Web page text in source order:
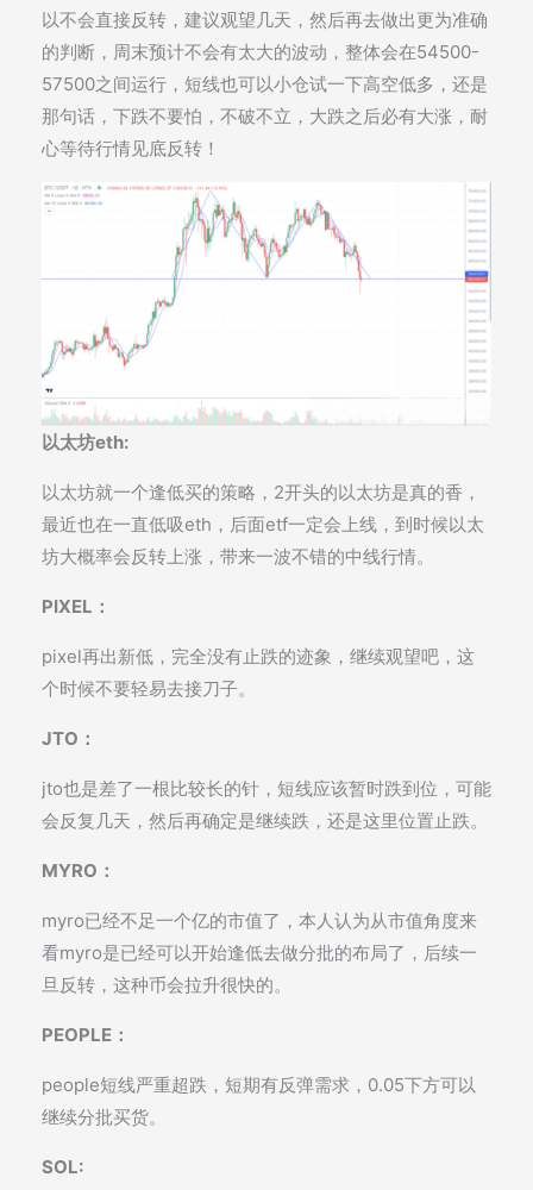
以不会直接反转，建议观望几天，然后再去做出更为准确
的判断，周末预计不会有太大的波动，整体会在54500-
57500之间运行，短线也可以小仓试一下高空低多，还是
那句话，下跌不要怕，不破不立，大跌之后必有大涨，耐
心等待行情见底反转！
以太坊eth:
以太坊就一个逢低买的策略，2开头的以太坊是真的香，
最近也在一直低吸eth，后面etf一定会上线，到时候以太
坊大概率会反转上涨，带来一波不错的中线行情。
PIXEL：
pixel再出新低，完全没有止跌的迹象，继续观望吧，这
个时候不要轻易去接刀子。
JTO：
jto也是差了一根比较长的针，短线应该暂时跌到位，可能
会反复几天，然后再确定是继续跌，还是这里位置止跌。
MYRO：
myro已经不足一个亿的市值了，本人认为从市值角度来
看myro是已经可以开始逢低去做分批的布局了，后续一
旦反转，这种币会拉升很快的。
PEOPLE：
people短线严重超跌，短期有反弹需求，0.05下方可以
继续分批买货。
SOL: